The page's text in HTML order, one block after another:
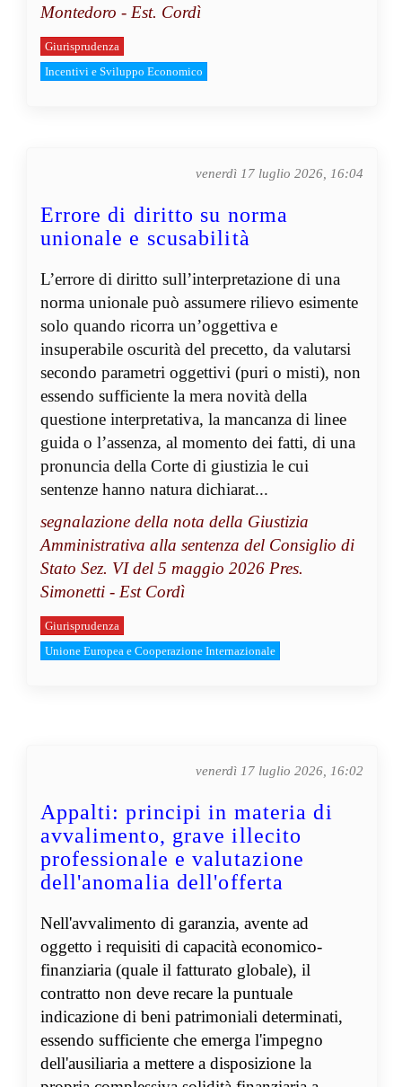
Montedoro - Est. Cordì
Giurisprudenza
Incentivi e Sviluppo Economico
venerdì 17 luglio 2026, 16:04
Errore di diritto su norma
unionale e scusabilità
L’errore di diritto sull’interpretazione di una
norma unionale può assumere rilievo esimente
solo quando ricorra un’oggettiva e
insuperabile oscurità del precetto, da valutarsi
secondo parametri oggettivi (puri o misti), non
essendo sufficiente la mera novità della
questione interpretativa, la mancanza di linee
guida o l’assenza, al momento dei fatti, di una
pronuncia della Corte di giustizia le cui
sentenze hanno natura dichiarat...
segnalazione della nota della Giustizia
Amministrativa alla sentenza del Consiglio di
Stato Sez. VI del 5 maggio 2026 Pres.
Simonetti - Est Cordì
Giurisprudenza
Unione Europea e Cooperazione Internazionale
venerdì 17 luglio 2026, 16:02
Appalti: principi in materia di
avvalimento, grave illecito
professionale e valutazione
dell'anomalia dell'offerta
Nell'avvalimento di garanzia, avente ad
oggetto i requisiti di capacità economico-
finanziaria (quale il fatturato globale), il
contratto non deve recare la puntuale
indicazione di beni patrimoniali determinati,
essendo sufficiente che emerga l'impegno
dell'ausiliaria a mettere a disposizione la